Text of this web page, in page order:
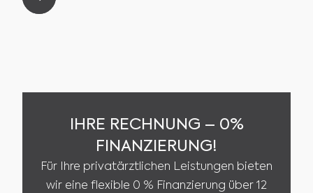
IHRE RECHNUNG – 0%
FINANZIERUNG!
Für Ihre privatärztlichen Leistungen bieten
wir eine flexible 0 % Finanzierung über 12